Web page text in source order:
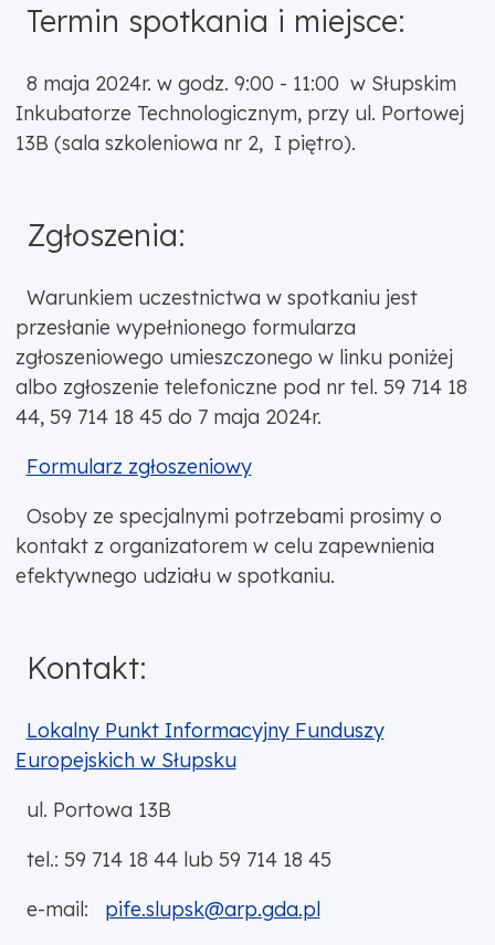
Termin spotkania i miejsce:
8 maja 2024r. w godz. 9:00 - 11:00 w Słupskim
Inkubatorze Technologicznym, przy ul. Portowej
13B (sala szkoleniowa nr 2, I piętro).
Zgłoszenia:
Warunkiem uczestnictwa w spotkaniu jest
przesłanie wypełnionego formularza
zgłoszeniowego umieszczonego w linku poniżej
albo zgłoszenie telefoniczne pod nr tel. 59 714 18
44, 59 714 18 45 do 7 maja 2024r.
Formularz zgłoszeniowy
Osoby ze specjalnymi potrzebami prosimy o
kontakt z organizatorem w celu zapewnienia
efektywnego udziału w spotkaniu.
Kontakt:
Lokalny Punkt Informacyjny Funduszy
Europejskich w Słupsku
ul. Portowa 13B
tel.: 59 714 18 44 lub 59 714 18 45
e-mail:
pife.slupsk@arp.gda.pl